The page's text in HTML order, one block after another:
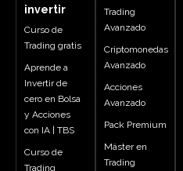
invertir
Curso de
Trading gratis
Aprende a
Invertir de
cero en Bolsa
y Acciones
con IA | TBS
Curso de
Trading
Trading
Avanzado
Criptomonedas
Avanzado
Acciones
Avanzado
Pack Premium
Máster en
Trading